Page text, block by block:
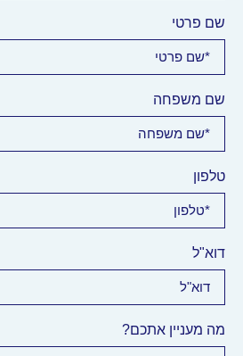
שם פרטי
שם משפחה
טלפון
דוא"ל
מה מעניין אתכם?